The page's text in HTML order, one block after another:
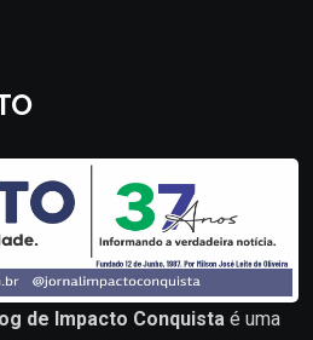
de Impacto Conquista é uma